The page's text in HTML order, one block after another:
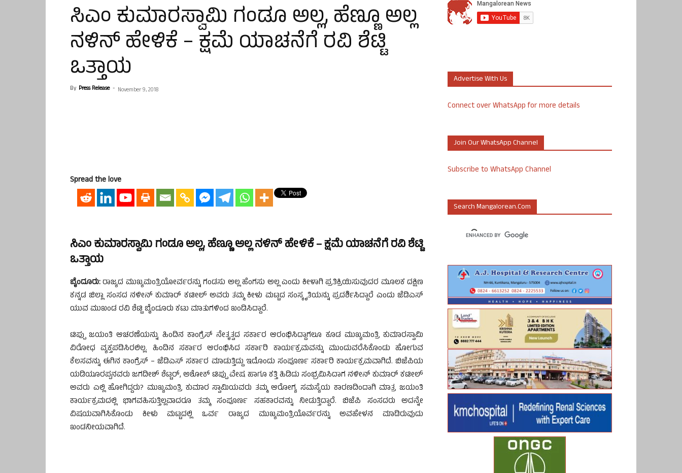
ಸಿಎಂ ಕುಮಾರಸ್ವಾಮಿ ಗಂಡೂ ಅಲ್ಲ, ಹೆಣ್ಣೂ ಅಲ್ಲ
ನಳಿನ್ ಹೇಳಿಕೆ – ಕ್ಷಮೆ ಯಾಚನೆಗೆ ರವಿ ಶೆಟ್ಟಿ
ಒತ್ತಾಯ
By Press Release - November 9, 2018
Spread the love
ಸಿಎಂ ಕುಮಾರಸ್ವಾಮಿ ಗಂಡೂ ಅಲ್ಲ, ಹೆಣ್ಣೂ ಅಲ್ಲ ನಳಿನ್ ಹೇಳಿಕೆ – ಕ್ಷಮೆ ಯಾಚನೆಗೆ ರವಿ ಶೆಟ್ಟಿ
ಒತ್ತಾಯ
ಬೈಂದೂರು:ರಾಜ್ಯದ ಮುಖ್ಯಮಂತ್ರಿಯೋರ್ವರನ್ನು ಗಂಡಸು ಅಲ್ಲ ಹೆಂಗಸು ಅಲ್ಲ ಎಂದು ಕೀಳಾಗಿ ಪ್ರತಿಕ್ರಿಯಿಸುವುದರ ಮೂಲಕ ದಕ್ಷಿಣ
ಕನ್ನಡ ಜಿಲ್ಲಾ ಸಂಸದ ನಳೀನ್ ಕುಮಾರ್ ಕಟೀಲ್ ಅವರು ತಮ್ಮ ಕೀಳು ಮಟ್ಟದ ಸಂಸ್ಕೃತಿಯನ್ನು ಪ್ರದರ್ಶಿಸಿದ್ದಾರೆ ಎಂದು ಜೆಡಿಎಸ್
ಯುವ ಮುಖಂಡ ರವಿ ಶೆಟ್ಟಿ ಬೈಂದೂರು ಕಟು ಮಾತುಗಳಿಂದ ಖಂಡಿಸಿದ್ದಾರೆ.
ಟಿಪ್ಪು ಜಯಂತಿ ಆಚರಣೆಯನ್ನು ಹಿಂದಿನ ಕಾಂಗ್ರೆಸ್ ನೇತೃತ್ವದ ಸರ್ಕಾರ ಆರಂಭಿಸಿದ್ದಾಗಲೂ ಕೂಡ ಮುಖ್ಯಮಂತ್ರಿ ಕುಮಾರಸ್ವಾಮಿ
ವಿರೋಧ ವ್ಯಕ್ತಪಡಿಸಿರಲಿಲ್ಲ. ಹಿಂದಿನ ಸರ್ಕಾರ ಆರಂಭಿಸಿದ ಸರ್ಕಾರಿ ಕಾರ್ಯಕ್ರಮವನ್ನು ಮುಂದುವರೆಸಿಕೊಂಡು ಹೋಗುವ
ಕೆಲಸವನ್ನು ಈಗಿನ ಕಾಂಗ್ರೆಸ್ – ಜೆಡಿಎಸ್ ಸರ್ಕಾರ ಮಾಡುತ್ತಿದ್ದು ಇದೊಂದು ಸಂಪೂರ್ಣ ಸರ್ಕಾರಿ ಕಾರ್ಯಕ್ರಮವಾಗಿದೆ. ಬಿಜೆಪಿಯ
ಯಡಿಯೂರಪ್ಪನವರು ಜಗದೀಶ್ ಶೆಟ್ಟರ್, ಅಶೋಕ್ ಟಿಪ್ಪು ವೇಷ ಹಾಗೂ ಕತ್ತಿ ಹಿಡಿದು ಸಂಭ್ರಮಿಸಿದಾಗ ನಳೀನ್ ಕುಮಾರ್ ಕಟೀಲ್
ಅವರು ಎಲ್ಲಿ ಹೋಗಿದ್ದರು? ಮುಖ್ಯಮಂತ್ರಿ ಕುಮಾರ ಸ್ವಾಮಿಯವರು ತಮ್ಮ ಆರೋಗ್ಯ ಸಮಸ್ಯೆಯ ಕಾರಣದಿಂದಾಗಿ ಮಾತ್ರ ಜಯಂತಿ
ಕಾರ್ಯಕ್ರಮದಲ್ಲಿ ಭಾಗವಹಿಸುತ್ತಿಲ್ಲವಾದರೂ ತಮ್ಮ ಸಂಪೂರ್ಣ ಸಹಕಾರವನ್ನು ನೀಡುತ್ತಿದ್ದಾರೆ. ಬಿಜೆಪಿ ಸಂಸದರು ಅದನ್ನೇ
ವಿಷಯವಾಗಿಸಿಕೊಂಡು ಕೀಳು ಮಟ್ಟದಲ್ಲಿ ಒರ್ವ ರಾಜ್ಯದ ಮುಖ್ಯಮಂತ್ರಿಯೊರ್ವರನ್ನು ಅವಹೇಳನ ಮಾಡಿರುವುದು
ಖಂಡನೀಯವಾಗಿದೆ.
Advertise With Us
Connect over WhatsApp for more details
Join Our WhatsApp Channel
Subscribe to WhatsApp Channel
Search Mangalorean.com